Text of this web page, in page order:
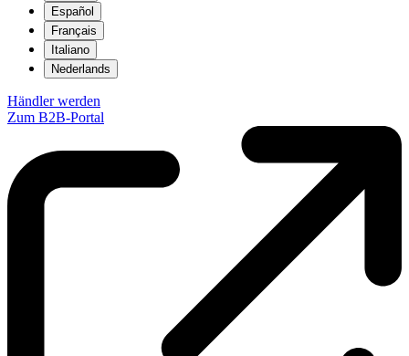
Español
Français
Italiano
Nederlands
Händler werden
Zum B2B-Portal